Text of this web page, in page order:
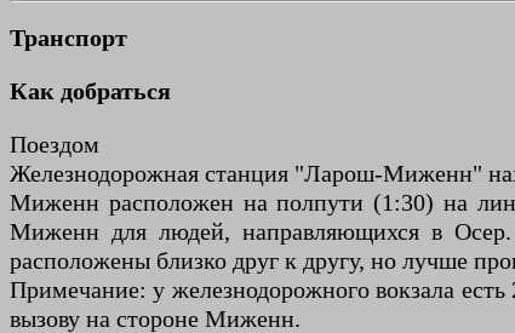
Транспорт
Как добраться
Поездом
Железнодорожная станция "Ларош-Миженн"
Миженн расположен на полпути (1:30) на
Миженн для людей, направляющихся в
расположены близко друг к другу, но лучше
Примечание: у железнодорожного вокзала
вызову на стороне Миженн.